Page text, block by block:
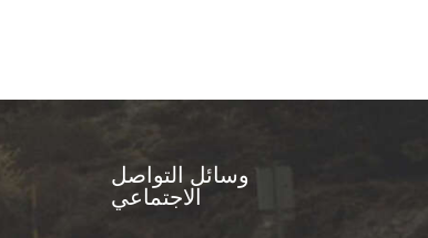
وسائل التواصل
الاجتماعي